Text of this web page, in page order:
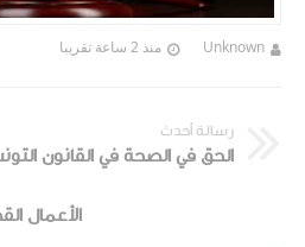
Unknown منذ 2 ساعة تقريبا
رسالة أحدث
الحق في الصحة في القانون
الأعمال